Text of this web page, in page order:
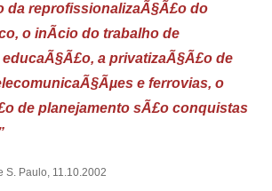
da reprofissionalizaÃ§Ã£o do
o inÃ­cio do trabalho de
a privatizaÃ§Ã£o de
e ferrovias, o
de planejamento sÃ£o conquistas
S. Paulo, 11.10.2002